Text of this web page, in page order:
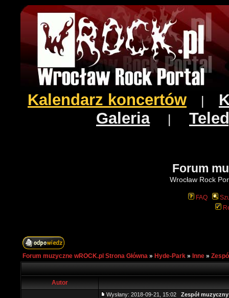
Kalendarz koncertów
Galeria|
Forum
Wrocław Rock
FAQ
Forum muzyczne wROCK.pl Strona Główna » Hyde-Park » Inne »
Autor
Wysłany: 2018-09-21, 15:02 Zespół